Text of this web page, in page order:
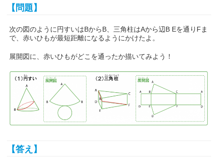
【問題】
次の図のように円すいはBからB、三角柱はAから辺B Eを通りFま
で、赤いひもが最短距離になるようにかけたよ。
展開図に、赤いひもがどこを通ったか描いてみよう！
【答え】